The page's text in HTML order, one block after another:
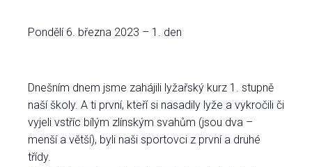
Pondělí 6. března 2023 – 1. den
Dnešním dnem jsme zahájili lyžařský kurz 1. stupně
naší školy. A ti první, kteří si nasadily lyže a vykročili či
vyjeli vstříc bílým zlínským svahům (jsou dva –
menší a větší), byli naši sportovci z první a druhé
třídy.